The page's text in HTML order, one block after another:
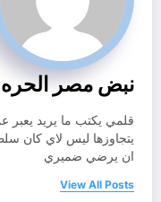
نبض مصر الحره
قلمي يكتب ما يريد
يتجاوزها ليس لاي كان
ان يرضي ضميري
View All Posts